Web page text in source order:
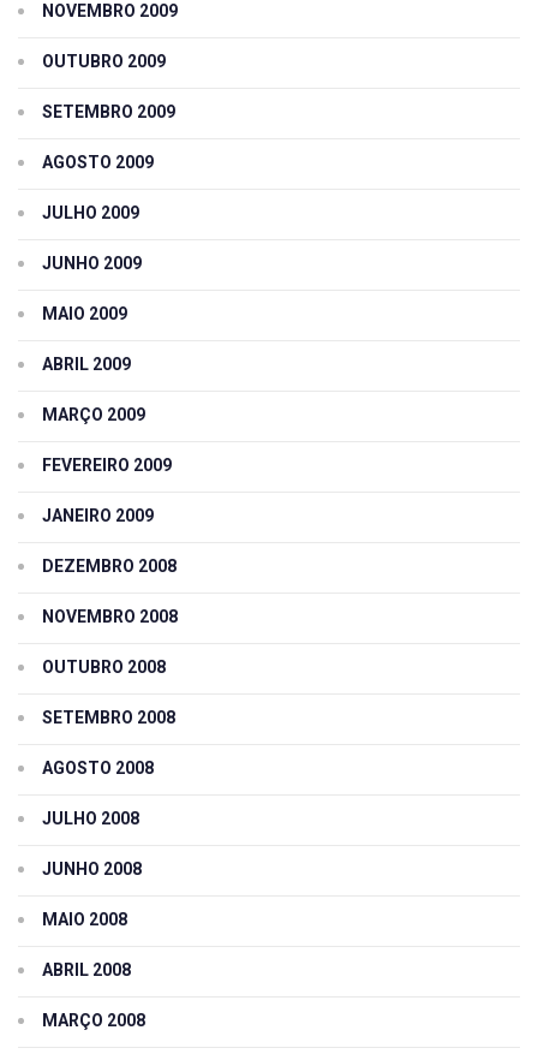
NOVEMBRO 2009
OUTUBRO 2009
SETEMBRO 2009
AGOSTO 2009
JULHO 2009
JUNHO 2009
MAIO 2009
ABRIL 2009
MARÇO 2009
FEVEREIRO 2009
JANEIRO 2009
DEZEMBRO 2008
NOVEMBRO 2008
OUTUBRO 2008
SETEMBRO 2008
AGOSTO 2008
JULHO 2008
JUNHO 2008
MAIO 2008
ABRIL 2008
MARÇO 2008